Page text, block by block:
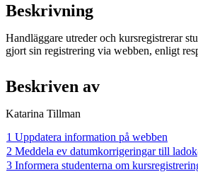
Beskrivning
Handläggare utreder och kursregistrerar
gjort sin registrering via webben, enligt
Beskriven av
Katarina Tillman
1 Uppdatera information på webben
2 Meddela ev datumkorrigeringar till
3 Informera studenterna om